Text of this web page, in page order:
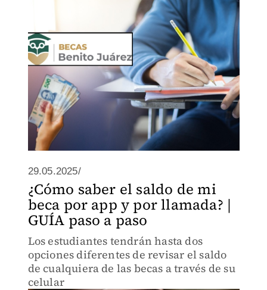
29.05.2025/
¿Cómo saber el saldo de mi
beca por app y por llamada? |
GUÍA paso a paso
Los estudiantes tendrán hasta dos
opciones diferentes de revisar el saldo
de cualquiera de las becas a través de su
celular